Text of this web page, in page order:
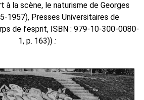
à la scène, le naturisme de Georges
1957), Presses Universitaires de
de l’esprit, ISBN : 979-10-300-0080-
1, p. 163)):